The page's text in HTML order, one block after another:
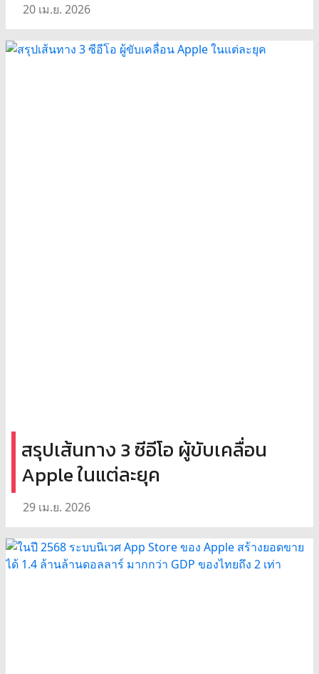
20 เม.ย. 2026
สรุปเส้นทาง 3 ซีอีโอ ผู้ขับเคลื่อน
Apple ในแต่ละยุค
29 เม.ย. 2026